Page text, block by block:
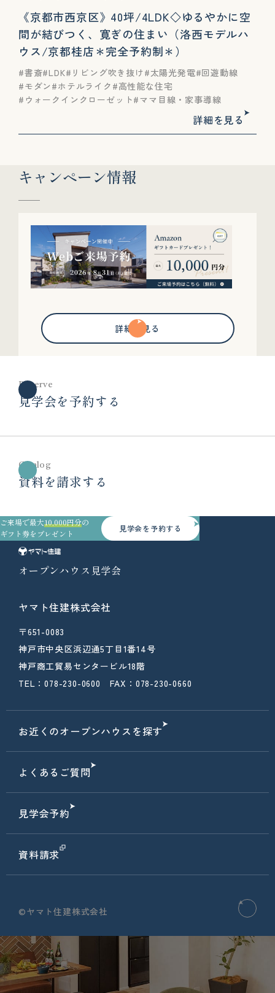
《京都市西京区》40坪/4LDK◇ゆる​やかに​空
間が​結びつく、​寛ぎの​住まい（洛西モデルハ
ウス/京都桂店＊完全予約制＊）
書斎 LDK リビング吹き抜け 太陽光発電 回遊動線
モダン
ホテルライク
高性能な住宅
ウォークインクローゼット
ママ目線・家事導線
詳細を見る
キャンペーン情報
詳細を見る
Reserve
見学会を予約する
Catalog
資料を請求する
ご来場で最大10,000円分の
ギフト券をプレゼント
見学会を予約する
オープンハウス見学会
ヤマト住建株式会社
〒651-0083
神戸市中央区浜辺通5丁目1番14号
神戸商工貿易センタービル18階
TEL：078-230-0600 FAX：078-230-0660
お近くのオープンハウスを探す
よくあるご質問
見学会予約
資料請求
©ヤマト住建株式会社